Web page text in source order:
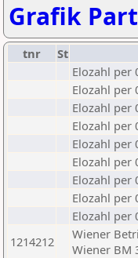
Grafik
tnr St
Elozahl per
Elozahl per
Elozahl per
Elozahl per
Elozahl per
Elozahl per
Elozahl per
Elozahl per
Elozahl per
1214212
Wiener
Wiener BM